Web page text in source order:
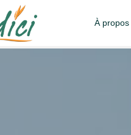
À propos